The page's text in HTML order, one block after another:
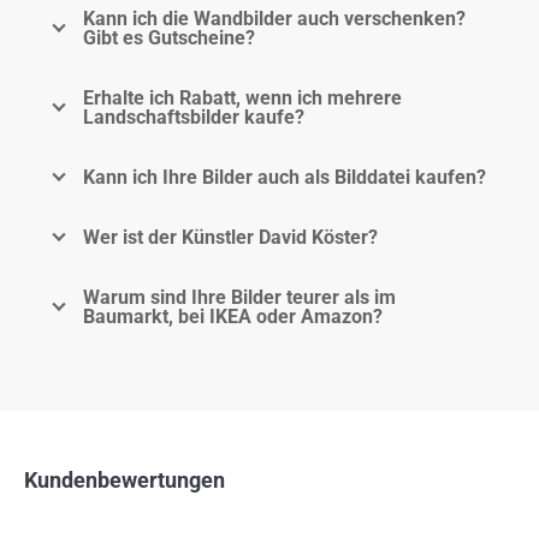
Kann ich die Wandbilder auch verschenken?
Gibt es Gutscheine?
Erhalte ich Rabatt, wenn ich mehrere
Landschaftsbilder kaufe?
Kann ich Ihre Bilder auch als Bilddatei kaufen?
Wer ist der Künstler David Köster?
Warum sind Ihre Bilder teurer als im
Baumarkt, bei IKEA oder Amazon?
Kundenbewertungen